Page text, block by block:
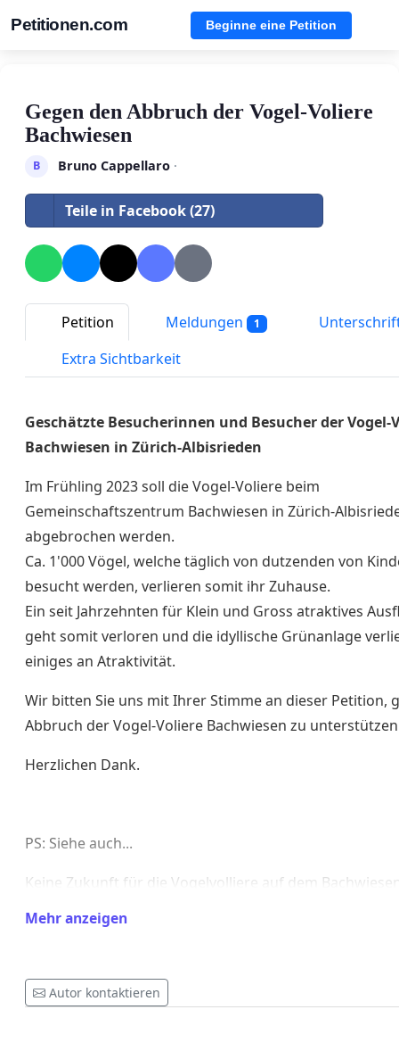
Petitionen.com Beginne eine Petition
Gegen den Abbruch der Vogel-Voliere
Bachwiesen
B Bruno Cappellaro·
Teile in Facebook (27)
Petition Meldungen 1
Extra Sichtbarkeit
Geschätzte Besucherinnen und Besucher der Vogel-
Bachwiesen in Zürich-Albisrieden
Im Frühling 2023 soll die Vogel-Voliere beim
Gemeinschaftszentrum Bachwiesen in Zürich-
abgebrochen werden.
Ca. 1'000 Vögel, welche täglich von dutzenden von
besucht werden, verlieren somit ihr Zuhause.
Ein seit Jahrzehnten für Klein und Gross atraktives
geht somit verloren und die idyllische Grünanlage
einiges an Atraktivität.
Wir bitten Sie uns mit Ihrer Stimme an dieser Petition,
Abbruch der Vogel-Voliere Bachwiesen zu
Herzlichen Dank.
PS: Siehe auch...
Keine Zukunft für die Vogelvolliere auf dem
vogelvolliere-auf-dem-bachwiesen-areal-144153303?
Mehr anzeigen
Autor kontaktieren